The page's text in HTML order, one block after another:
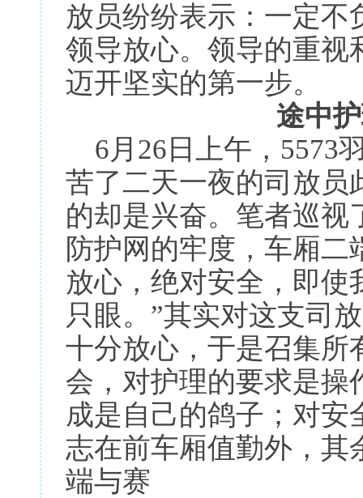
放员纷纷表示：一定不
领导放心。领导的重视
迈开坚实的第一步。
途中
6月26日上午，5573
苦了二天一夜的司放员
的却是兴奋。笔者巡视
防护网的牢度，车厢二
放心，绝对安全，即使
只眼。”其实对这支司
十分放心，于是召集所
会，对护理的要求是操
成是自己的鸽子；对安
志在前车厢值勤外，其
端与赛